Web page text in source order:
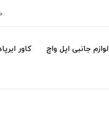
لوازم جانبی اپل واچ کاور